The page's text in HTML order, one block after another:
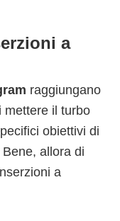
a
raggiungano
mettere il turbo
obiettivi di
allora di
a